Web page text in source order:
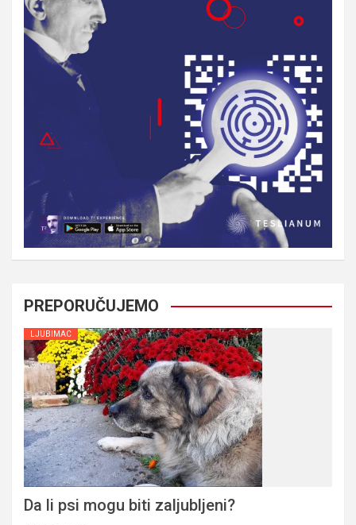
PREPORUČUJEMO
LJUBIMAC
Da li psi mogu biti zaljubljeni?